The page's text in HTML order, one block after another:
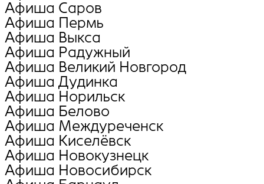
Афиша Саров
Афиша Пермь
Афиша Выкса
Афиша Радужный
Афиша Великий Новгород
Афиша Дудинка
Афиша Норильск
Афиша Белово
Афиша Междуреченск
Афиша Киселёвск
Афиша Новокузнецк
Афиша Новосибирск